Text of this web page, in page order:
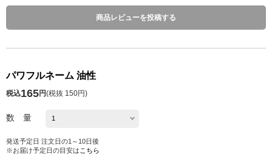
商品レビューを投稿する
パワフルネーム 油性
税込165円(税抜 150円)
数 量
発送予定日 注文日の1～10日後
※お届け予定日の目安は こちら